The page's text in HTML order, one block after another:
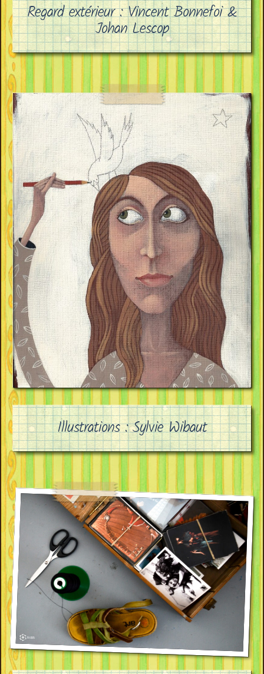
Regard extérieur : Vincent Bonnefoi &
Johan Lescop
Illustrations : Sylvie Wibaut